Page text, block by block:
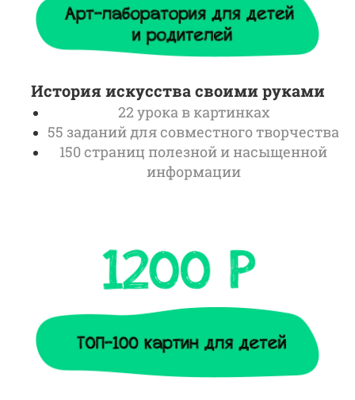
История искусства своими руками
22 урока в картинках
55 заданий для совместного творчества
150 страниц полезной и насыщенной
информации